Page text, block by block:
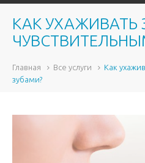
КАК УХАЖИВАТЬ
Главная Все услуги
Как
зубами?